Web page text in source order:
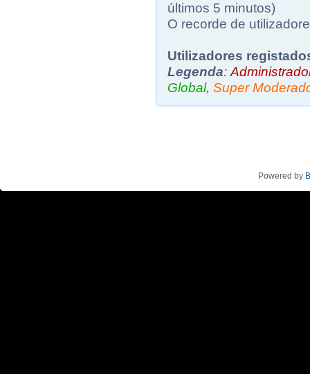
últimos 5 minutos)
O recorde de
Utilizadores
Legenda:
Global, Super
Powered by